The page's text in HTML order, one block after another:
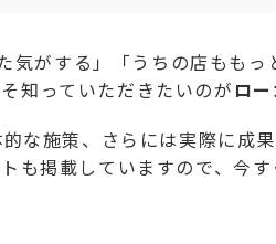
がする」「うちの店ももっ
知っていただきたいのが ロ
な施策、さらには実際に成
も掲載していますので、今